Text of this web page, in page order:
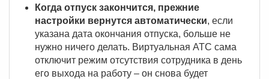
Когда отпуск закончится, прежние
настройки вернутся автоматически, если
указана дата окончания отпуска, больше не
нужно ничего делать. Виртуальная АТС сама
отключит режим отсутствия сотрудника в день
его выхода на работу – он снова будет